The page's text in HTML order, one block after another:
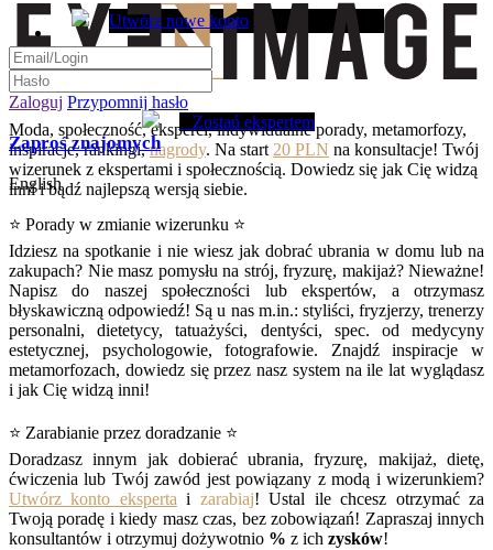
Moda, społeczność, eksperci, indywidualne porady, metamorfozy,
inspiracje, rankingi,nagrody. Na start 20 PLN na konsultacje! Twój
wizerunek z ekspertami i społecznością. Dowiedz się jak Cię widzą
inni i bądź najlepszą wersją siebie.
Utwórz nowe konto
Zaloguj Przypomnij hasło
Zostań ekspertem
Zaproś znajomych
English
⭐ Porady w zmianie wizerunku ⭐
Idziesz na spotkanie i nie wiesz jak dobrać ubrania w domu lub na
zakupach? Nie masz pomysłu na strój, fryzurę, makijaż? Nieważne!
Napisz do naszej społeczności lub ekspertów, a otrzymasz
błyskawiczną odpowiedź! Są u nas m.in.: styliści, fryzjerzy, trenerzy
personalni, dietetycy, tatuażyści, dentyści, spec. od medycyny
estetycznej, psychologowie, fotografowie. Znajdź inspiracje w
metamorfozach, dowiedz się przez nasz system na ile lat wyglądasz
i jak Cię widzą inni!
⭐ Zarabianie przez doradzanie ⭐
Doradzasz innym jak dobierać ubrania, fryzurę, makijaż, dietę,
ćwiczenia lub Twój zawód jest powiązany z modą i wizerunkiem?
Utwórz konto eksperta i zarabiaj! Ustal ile chcesz otrzymać za
Twoją poradę i kiedy masz czas, bez zobowiązań! Zapraszaj innych
konsultantów i otrzymuj dożywotnio % z ich zysków!